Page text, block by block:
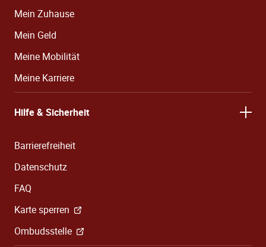
Mein Zuhause
Mein Geld
Meine Mobilität
Meine Karriere
Hilfe & Sicherheit
Barrierefreiheit
Datenschutz
FAQ
Karte sperren
Ombudsstelle